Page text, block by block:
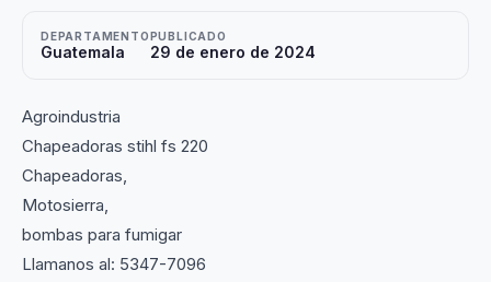
DEPARTAMENTO
Guatemala
PUBLICADO
29 de enero de 2024
Agroindustria
Chapeadoras stihl fs 220
Chapeadoras,
Motosierra,
bombas para fumigar
Llamanos al: 5347-7096